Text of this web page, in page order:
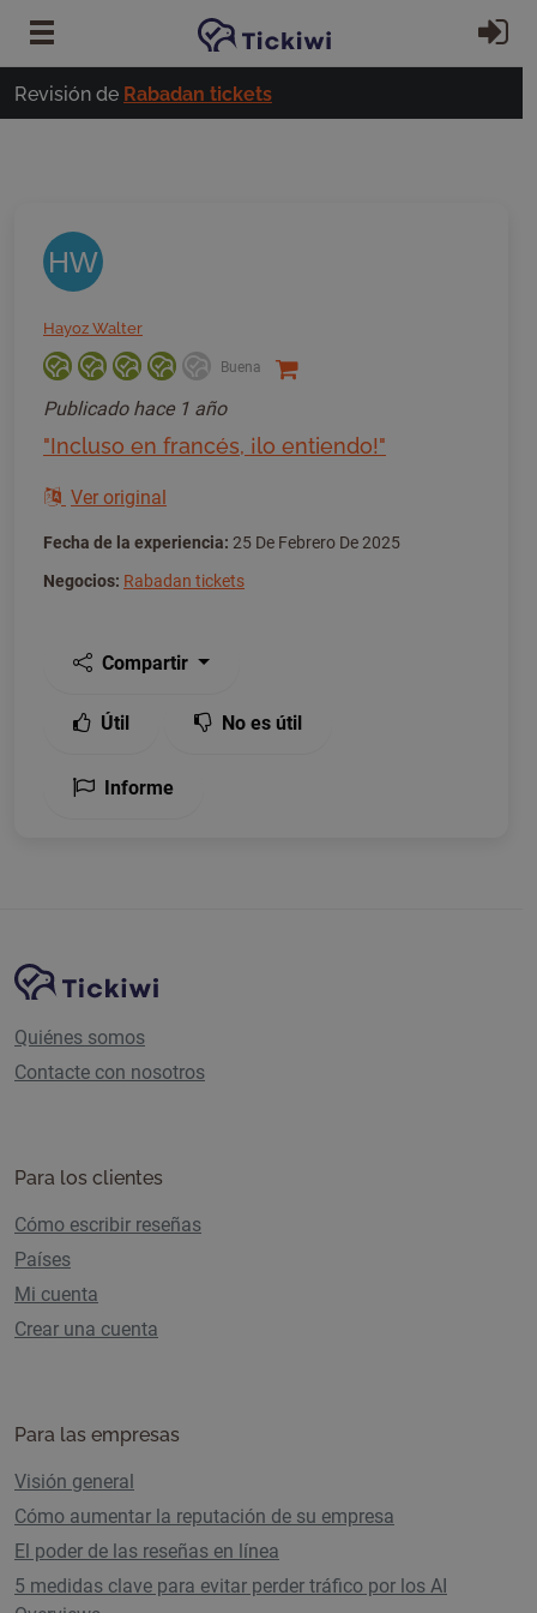
Revisión de Rabadan tickets
HW
Hayoz Walter
Buena
Publicado hace 1 año
"Incluso en francés, ¡lo entiendo!"
Ver original
Fecha de la experiencia: 25 De Febrero De 2025
Negocios: Rabadan tickets
Compartir
Útil No es útil
Informe
Navegación del sitio
Plataforma Tickiwi
Quiénes somos
Contacte con nosotros
Para los clientes
Cómo escribir reseñas
Países
Mi cuenta
Crear una cuenta
Para las empresas
Visión general
Cómo aumentar la reputación de su empresa
El poder de las reseñas en línea
5 medidas clave para evitar perder tráfico por los AI